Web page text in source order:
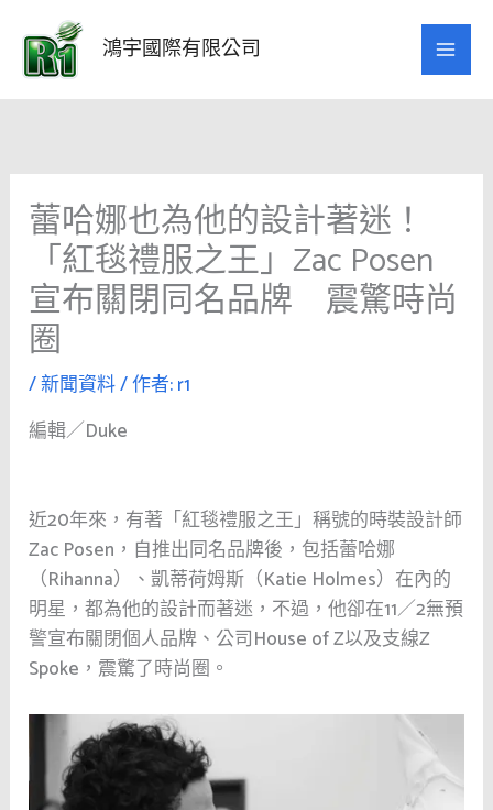
要
鴻宇國際有限公司
蕾哈娜也為他的設計著迷！
「紅毯禮服之王」Zac Posen
宣布關閉同名品牌 震驚時尚
圈
/新聞資料/ 作者:r1
編輯／Duke
近20年來，有著「紅毯禮服之王」稱號的時裝設計師
Zac Posen，自推出同名品牌後，包括蕾哈娜
（Rihanna）、凱蒂荷姆斯（Katie Holmes）在內的
明星，都為他的設計而著迷，不過，他卻在11／2無預
警宣布關閉個人品牌、公司House of Z以及支線Z
Spoke，震驚了時尚圈。